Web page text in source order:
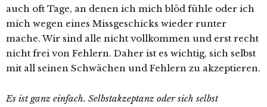
auch oft Tage, an denen ich mich blöd fühle oder ich
mich wegen eines Missgeschicks wieder runter
mache. Wir sind alle nicht vollkommen und erst recht
nicht frei von Fehlern. Daher ist es wichtig, sich selbst
mit all seinen Schwächen und Fehlern zu akzeptieren.
Es ist ganz einfach. Selbstakzeptanz oder sich selbst